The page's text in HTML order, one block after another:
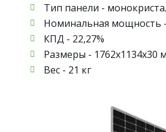
Тип панели -
Номинальная мощность
КПД - 22,27%
Размеры - 1762х1134х30
Вес - 21 кг